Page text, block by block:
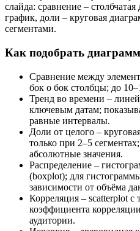
слайда: сравнение –
график, доли – круговая
сегментами.
Как подобрать
Сравнение между
бок о бок столбцы; до
Тренд во времени –
ключевым датам;
равные интервалы.
Доли от целого –
только при 2–5
абсолютные значения.
Распределение –
(boxplot); для
зависимости от объёма
Корреляция – scatterplot
коэффициента
аудитории.